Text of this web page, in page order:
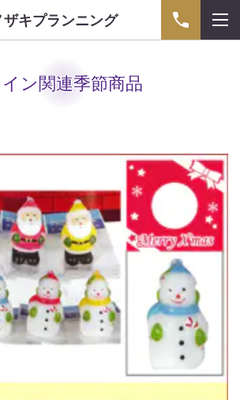
ザキプランニング
ン関連季節商品